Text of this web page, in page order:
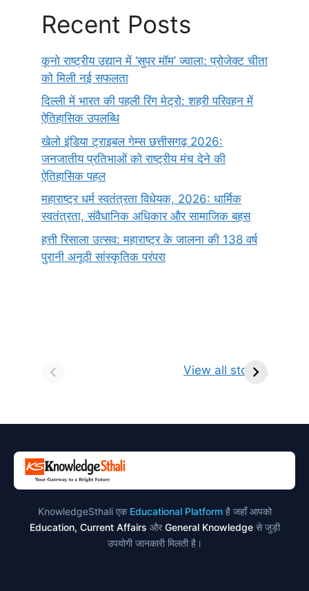
Recent Posts
कूनो राष्ट्रीय उद्यान में ‘सुपर मॉम’ ज्वाला: प्रोजेक्ट चीता
को मिली नई सफलता
दिल्ली में भारत की पहली रिंग मेट्रो: शहरी परिवहन में
ऐतिहासिक उपलब्धि
खेलो इंडिया ट्राइबल गेम्स छत्तीसगढ़ 2026:
जनजातीय प्रतिभाओं को राष्ट्रीय मंच देने की
ऐतिहासिक पहल
महाराष्ट्र धर्म स्वतंत्रता विधेयक, 2026: धार्मिक
स्वतंत्रता, संवैधानिक अधिकार और सामाजिक बहस
हत्ती रिसाला उत्सव: महाराष्ट्र के जालना की 138 वर्ष
पुरानी अनूठी सांस्कृतिक परंपरा
View all stories
किसे कहते है?
ज्योतिर्लिंग | नाम,
KnowledgeSthali एक Educational Platformहै जहाँ आपको
Education, Current Affairs और General Knowledgeसे जुड़ी
उपयोगी जानकारी मिलती है।